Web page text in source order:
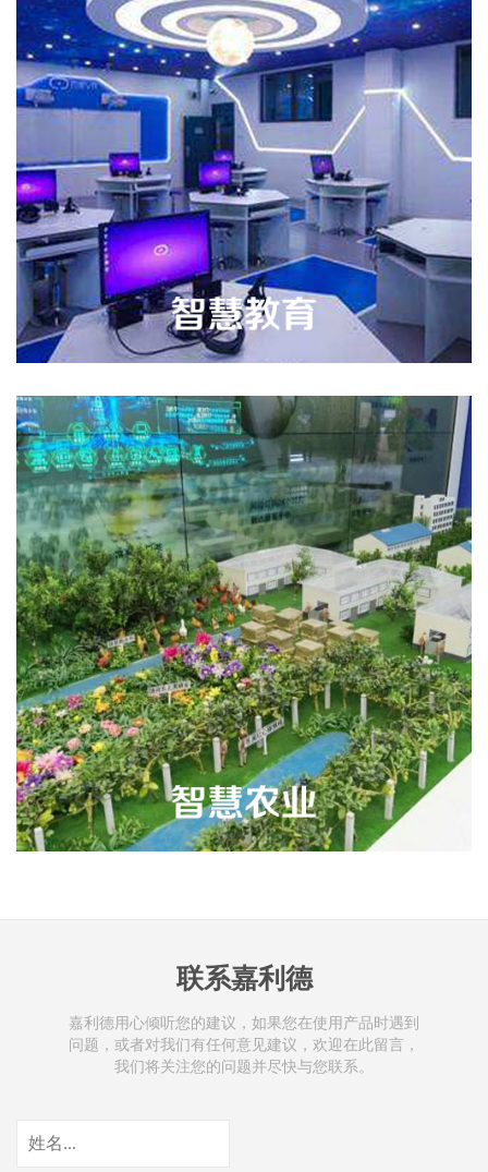
联系嘉利德
嘉利德用心倾听您的建议，如果您在使用产品时遇到
问题，或者对我们有任何意见建议，欢迎在此留言，
我们将关注您的问题并尽快与您联系。